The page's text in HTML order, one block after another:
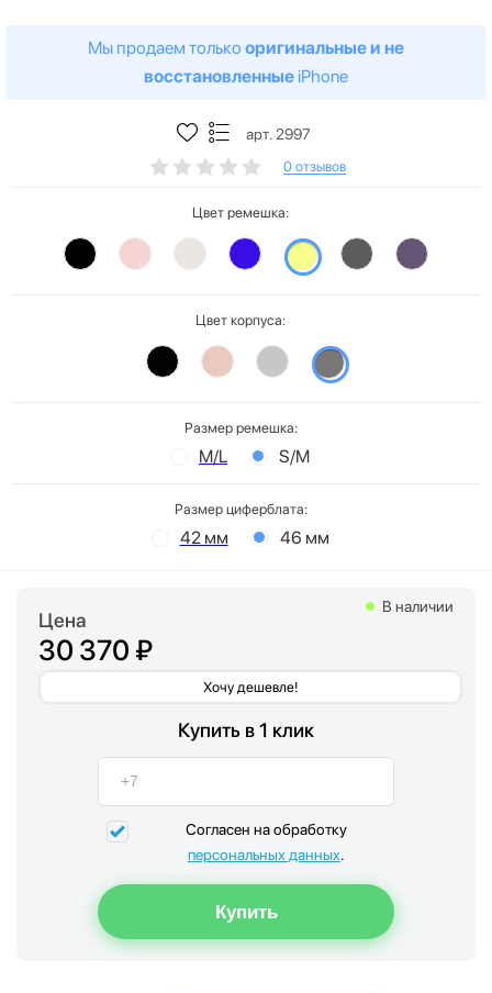
Мы продаем только оригинальные и не
восстановленные iPhone
арт. 2997
0 отзывов
Цвет ремешка:
Цвет корпуса:
Размер ремешка:
M/L S/M
Размер циферблата:
42 мм 46 мм
Цена
30 370 ₽
Хочу дешевле!
В наличии
Купить в 1 клик
Согласен на обработку
персональных данных.